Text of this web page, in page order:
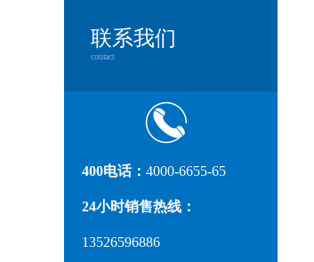
联系我们
contact
400电话： 4000-6655-65
24小时销售热线：
13526596886